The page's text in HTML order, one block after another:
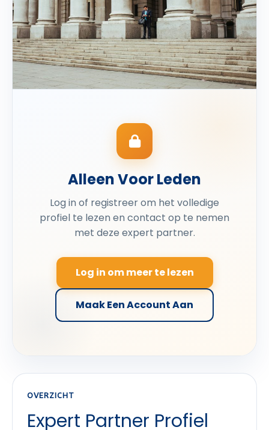
Alleen Voor Leden
Log in of registreer om het volledige
profiel te lezen en contact op te nemen
met deze expert partner.
Log in om meer te lezen
Maak Een Account Aan
OVERZICHT
Expert Partner Profiel